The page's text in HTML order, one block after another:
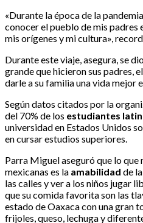
«Durante la época de la
conocer el pueblo de mis padres
mis orígenes y mi cultura»,
Durante este viaje, asegura, se
grande que hicieron sus padres,
darle a su familia una vida mejor
Según datos citados por la
del 70% de los estudiantes
universidad en Estados Unidos
en cursar estudios superiores.
Parra Miguel aseguró que lo que
mexicanas es la amabilidad de
las calles y ver a los niños jugar
que su comida favorita son las
estado de Oaxaca con una gran
frijoles, queso, lechuga y